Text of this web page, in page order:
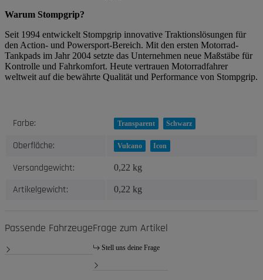
Warum Stompgrip?
Seit 1994 entwickelt Stompgrip innovative Traktionslösungen für
den Action- und Powersport-Bereich. Mit den ersten Motorrad-
Tankpads im Jahr 2004 setzte das Unternehmen neue Maßstäbe für
Kontrolle und Fahrkomfort. Heute vertrauen Motorradfahrer
weltweit auf die bewährte Qualität und Performance von Stompgrip.
Produkteigenschaft
Wert
Farbe: Transparent Schwarz
Oberfläche: Vulcano Icon
Versandgewicht: 0,22 kg
Artikelgewicht: 0,22 kg
Passende FahrzeugeFrage zum Artikel
Stell uns deine Frage